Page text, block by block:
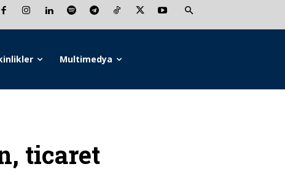
Multimedya
ticaret